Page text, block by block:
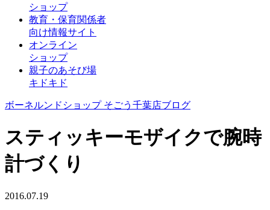
ショップ
教育・保育関係者
向け情報サイト
オンライン
ショップ
親子のあそび場
キドキド
ボーネルンドショップ そごう千葉店ブログ
スティッキーモザイクで腕時
計づくり
2016.07.19